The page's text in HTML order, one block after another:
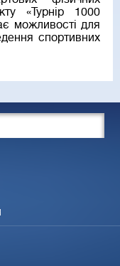
«Турнір 1000
можливості для
спортивних